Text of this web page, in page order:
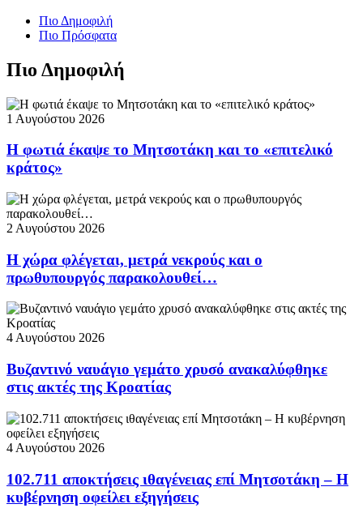
Πιο Δημοφιλή
Πιο Πρόσφατα
Πιο Δημοφιλή
1 Αυγούστου 2026
Η φωτιά έκαψε το Μητσοτάκη και το «επιτελικό
κράτος»
2 Αυγούστου 2026
Η χώρα φλέγεται, μετρά νεκρούς και ο
πρωθυπουργός παρακολουθεί…
4 Αυγούστου 2026
Βυζαντινό ναυάγιο γεμάτο χρυσό ανακαλύφθηκε
στις ακτές της Κροατίας
4 Αυγούστου 2026
102.711 αποκτήσεις ιθαγένειας επί Μητσοτάκη – Η
κυβέρνηση οφείλει εξηγήσεις